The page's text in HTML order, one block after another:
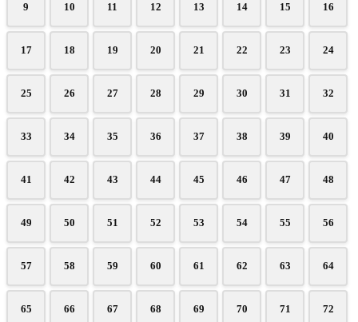
9 10 11 12 13 14 15 16
17 18 19 20 21 22 23 24
25 26 27 28 29 30 31 32
33 34 35 36 37 38 39 40
41 42 43 44 45 46 47 48
49 50 51 52 53 54 55 56
57 58 59 60 61 62 63 64
65 66 67 68 69 70 71 72